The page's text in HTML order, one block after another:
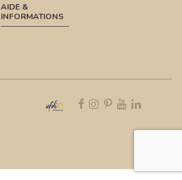
AIDE &
INFORMATIONS